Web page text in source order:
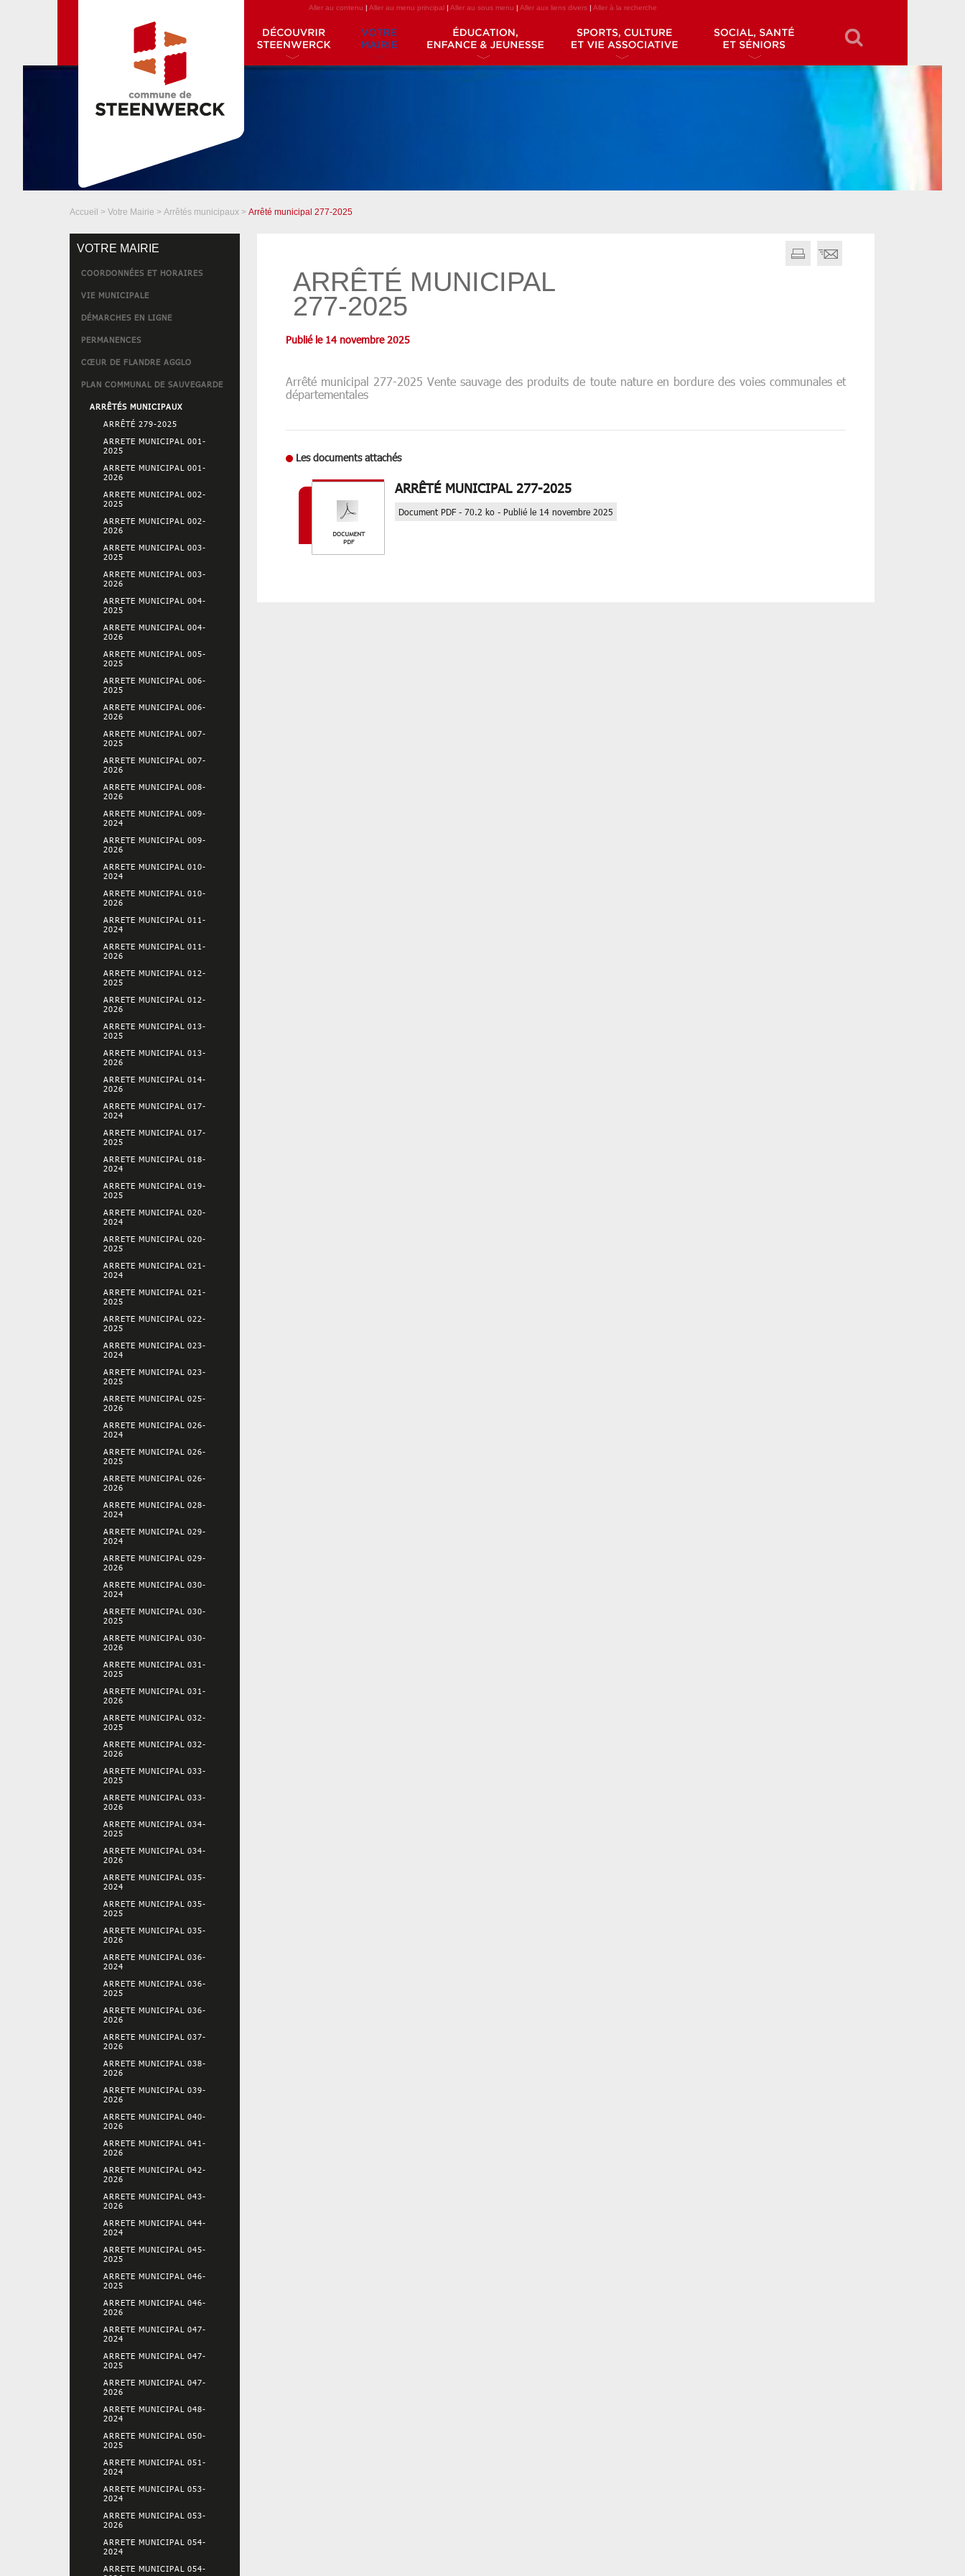
Aller au contenu | Aller au menu principal| Aller au sous menu | Aller aux liens divers| Aller à la recherche
Accueil > Votre Mairie > Arrêtés municipaux > Arrêté municipal 277-2025
VOTRE MAIRIE
COORDONNÉES ET HORAIRES
VIE MUNICIPALE
DÉMARCHES EN LIGNE
PERMANENCES
CŒUR DE FLANDRE AGGLO
PLAN COMMUNAL DE SAUVEGARDE
ARRÊTÉS MUNICIPAUX
ARRÊTÉ 279-2025
ARRETE MUNICIPAL 001-
2025
ARRETE MUNICIPAL 001-
2026
ARRETE MUNICIPAL 002-
2025
ARRETE MUNICIPAL 002-
2026
ARRETE MUNICIPAL 003-
2025
ARRETE MUNICIPAL 003-
2026
ARRETE MUNICIPAL 004-
2025
ARRETE MUNICIPAL 004-
2026
ARRETE MUNICIPAL 005-
2025
ARRETE MUNICIPAL 006-
2025
ARRETE MUNICIPAL 006-
2026
ARRETE MUNICIPAL 007-
2025
ARRETE MUNICIPAL 007-
2026
ARRETE MUNICIPAL 008-
2026
ARRETE MUNICIPAL 009-
2024
ARRETE MUNICIPAL 009-
2026
ARRETE MUNICIPAL 010-
2024
ARRETE MUNICIPAL 010-
2026
ARRETE MUNICIPAL 011-
2024
ARRETE MUNICIPAL 011-
2026
ARRETE MUNICIPAL 012-
2025
ARRETE MUNICIPAL 012-
2026
ARRETE MUNICIPAL 013-
2025
ARRETE MUNICIPAL 013-
2026
ARRETE MUNICIPAL 014-
2026
ARRETE MUNICIPAL 017-
2024
ARRETE MUNICIPAL 017-
2025
ARRETE MUNICIPAL 018-
2024
ARRETE MUNICIPAL 019-
2025
ARRETE MUNICIPAL 020-
2024
ARRETE MUNICIPAL 020-
2025
ARRETE MUNICIPAL 021-
2024
ARRETE MUNICIPAL 021-
2025
ARRETE MUNICIPAL 022-
2025
ARRETE MUNICIPAL 023-
2024
ARRETE MUNICIPAL 023-
2025
ARRETE MUNICIPAL 025-
2026
ARRETE MUNICIPAL 026-
2024
ARRETE MUNICIPAL 026-
2025
ARRETE MUNICIPAL 026-
2026
ARRETE MUNICIPAL 028-
2024
ARRETE MUNICIPAL 029-
2024
ARRETE MUNICIPAL 029-
2026
ARRETE MUNICIPAL 030-
2024
ARRETE MUNICIPAL 030-
2025
ARRETE MUNICIPAL 030-
2026
ARRETE MUNICIPAL 031-
2025
ARRETE MUNICIPAL 031-
2026
ARRETE MUNICIPAL 032-
2025
ARRETE MUNICIPAL 032-
2026
ARRETE MUNICIPAL 033-
2025
ARRETE MUNICIPAL 033-
2026
ARRETE MUNICIPAL 034-
2025
ARRETE MUNICIPAL 034-
2026
ARRETE MUNICIPAL 035-
2024
ARRETE MUNICIPAL 035-
2025
ARRETE MUNICIPAL 035-
2026
ARRETE MUNICIPAL 036-
2024
ARRETE MUNICIPAL 036-
2025
ARRETE MUNICIPAL 036-
2026
ARRETE MUNICIPAL 037-
2026
ARRETE MUNICIPAL 038-
2026
ARRETE MUNICIPAL 039-
2026
ARRETE MUNICIPAL 040-
2026
ARRETE MUNICIPAL 041-
2026
ARRETE MUNICIPAL 042-
2026
ARRETE MUNICIPAL 043-
2026
ARRETE MUNICIPAL 044-
2024
ARRETE MUNICIPAL 045-
2025
ARRETE MUNICIPAL 046-
2025
ARRETE MUNICIPAL 046-
2026
ARRETE MUNICIPAL 047-
2024
ARRETE MUNICIPAL 047-
2025
ARRETE MUNICIPAL 047-
2026
ARRETE MUNICIPAL 048-
2024
ARRETE MUNICIPAL 050-
2025
ARRETE MUNICIPAL 051-
2024
ARRETE MUNICIPAL 053-
2024
ARRETE MUNICIPAL 053-
2026
ARRETE MUNICIPAL 054-
2024
ARRETE MUNICIPAL 054-
ARRÊTÉ MUNICIPAL
277-2025
Publié le 14 novembre 2025
Arrêté municipal 277-2025 Vente sauvage des produits de toute nature en bordure des voies communales et
départementales
Les documents attachés
ARRÊTÉ MUNICIPAL 277-2025
Document PDF - 70.2 ko - Publié le 14 novembre 2025